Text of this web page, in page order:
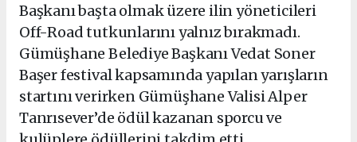
Başkanı başta olmak üzere ilin yöneticileri
Off-Road tutkunlarını yalnız bırakmadı.
Gümüşhane Belediye Başkanı Vedat Soner
Başer festival kapsamında yapılan yarışların
startını verirken Gümüşhane Valisi Alper
Tanrısever’de ödül kazanan sporcu ve